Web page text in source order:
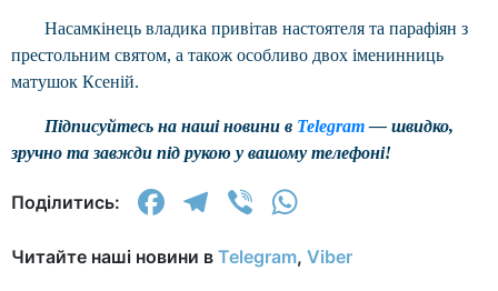
Насамкінець владика привітав настоятеля та парафіян з
престольним святом, а також особливо двох іменинниць
матушок Ксеній.
Підписуйтесь на наші новини в Telegram— швидко,
зручно та завжди під рукою у вашому телефоні!
Поділитись: Facebook
Telegram
Viber
Читайте наші новини в Telegram, Viber